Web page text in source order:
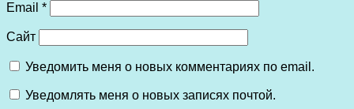
Email *
Сайт
Уведомить меня о новых комментариях по email.
Уведомлять меня о новых записях почтой.